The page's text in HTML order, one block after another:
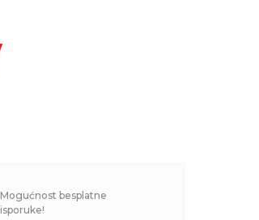
Mogućnost besplatne
isporuke!